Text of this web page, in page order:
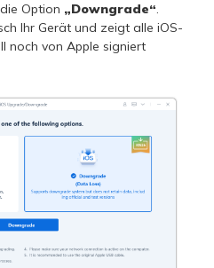
Option „Downgrade“.
Ihr Gerät und zeigt alle iOS-
noch von Apple signiert